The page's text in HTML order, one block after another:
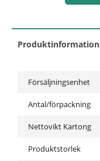
Produktinformation
Försäljningsenhet
Antal/förpackning
Nettovikt Kartong
Produktstorlek